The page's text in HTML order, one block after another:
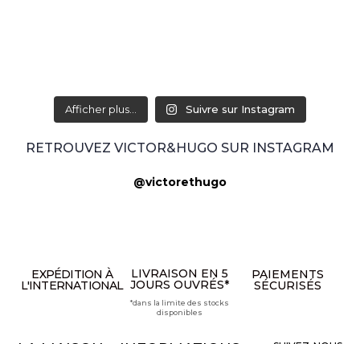
Afficher plus... Suivre sur Instagram
RETROUVEZ VICTOR&HUGO SUR INSTAGRAM
@victorethugo
EXPÉDITION À
L'INTERNATIONAL
LIVRAISON EN 5
JOURS OUVRÉS*
*dans la limite des stocks
disponibles
PAIEMENTS
SÉCURISÉS